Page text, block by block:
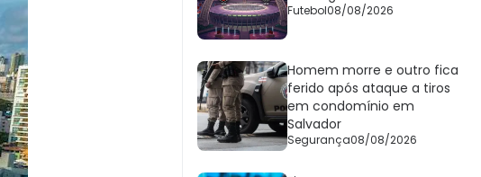
Futebol08/08/2026
Homem morre e outro fica
ferido após ataque a tiros
em condomínio em
Salvador
Segurança08/08/2026